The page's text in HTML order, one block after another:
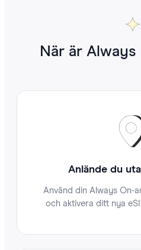
När är
Anlände du
Använd din Always On-
och aktivera ditt nya